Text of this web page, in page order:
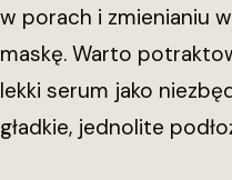
w porach i zmienianiu
maskę. Warto
lekki serum jako
gładkie, jednolite